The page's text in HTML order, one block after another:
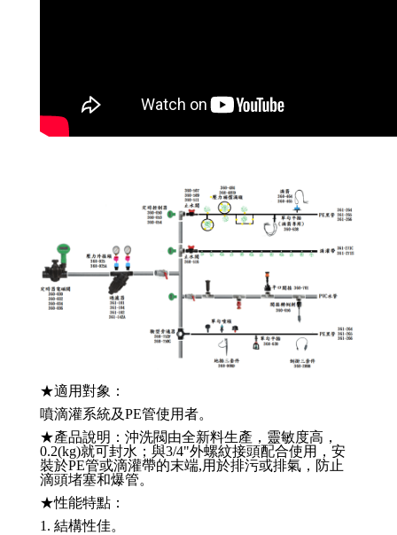
★適用對象：
噴滴灌系統及PE管使用者。
★產品說明：沖洗閥由全新料生產，靈敏度高，
0.2(kg)就可封水；與3/4"外螺紋接頭配合使用，安
裝於PE管或滴灌帶的末端,用於排污或排氣，防止
滴頭堵塞和爆管。
★性能特點：
1. 結構性佳。